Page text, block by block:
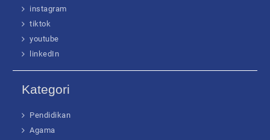
instagram
tiktok
youtube
linkedIn
Kategori
Pendidikan
Agama